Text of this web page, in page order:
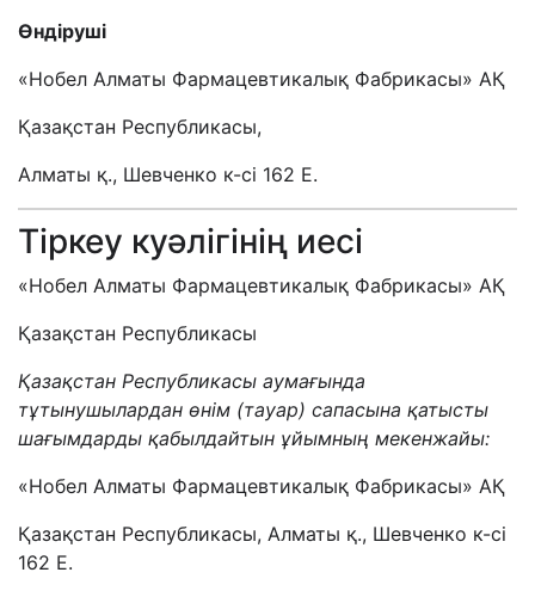
Өндіруші
«Нобел Алматы Фармацевтикалық Фабрикасы» АҚ
Қазақстан Республикасы,
Алматы қ., Шевченко к-сі 162 Е.
Тіркеу куәлігінің иесі
«Нобел Алматы Фармацевтикалық Фабрикасы» АҚ
Қазақстан Республикасы
Қазақстан Республикасы аумағында
тұтынушылардан өнім (тауар) сапасына қатысты
шағымдарды қабылдайтын ұйымның мекенжайы:
«Нобел Алматы Фармацевтикалық Фабрикасы» АҚ
Қазақстан Республикасы, Алматы қ., Шевченко к-сі
162 Е.